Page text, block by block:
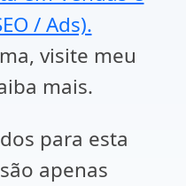
/ Ads).
visite meu
mais.
para esta
apenas